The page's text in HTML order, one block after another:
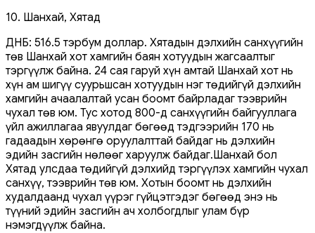
10. Шанхай, Хятад
ДНБ: 516.5 тэрбум доллар. Хятадын дэлхийн санхүүгийн
төв Шанхай хот хамгийн баян хотуудын жагсаалтыг
тэргүүлж байна. 24 сая гаруй хүн амтай Шанхай хот нь
хүн ам шигүү суурьшсан хотуудын нэг төдийгүй дэлхийн
хамгийн ачаалалтай усан боомт байрладаг тээврийн
чухал төв юм. Тус хотод 800-д санхүүгийн байгууллага
үйл ажиллагаа явуулдаг бөгөөд тэдгээрийн 170 нь
гадаадын хөрөнгө оруулалттай байдаг нь дэлхийн
эдийн засгийн нөлөөг харуулж байдаг.Шанхай бол
Хятад улсдаа төдийгүй дэлхийд тэргүүлэх хамгийн чухал
санхүү, тээврийн төв юм. Хотын боомт нь дэлхийн
худалдаанд чухал үүрэг гүйцэтгэдэг бөгөөд энэ нь
түүний эдийн засгийн ач холбогдлыг улам бүр
нэмэгдүүлж байна.